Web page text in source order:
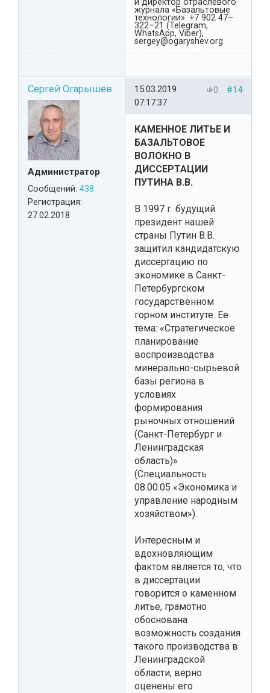
журнала «Базальтовые
технологии». +7 902 47–
322–21 (Telegram,
WhatsApp, Viber),
sergey@ogaryshev.org
Сергей Огарышев
Администратор
Сообщений: 438
Регистрация:
27.02.2018
#14
0
15.03.2019
07:17:37
КАМЕННОЕ ЛИТЬЕ И
БАЗАЛЬТОВОЕ
ВОЛОКНО В
ДИССЕРТАЦИИ
ПУТИНА В.В.
В 1997 г. будущий
президент нашей
страны Путин В.В.
защитил кандидатскую
диссертацию по
экономике в Санкт-
Петербургском
государственном
горном институте. Ее
тема: «Стратегическое
планирование
воспроизводства
минерально-сырьевой
базы региона в
условиях
формирования
рыночных отношений
(Санкт-Петербург и
Ленинградская
область)»
(Специальность
08.00.05 «Экономика и
управление народным
хозяйством»).
Интересным и
вдохновляющим
фактом является то, что
в диссертации
говорится о каменном
литье, грамотно
обоснована
возможность создания
такого производства в
Ленинградской
области, верно
оценены его